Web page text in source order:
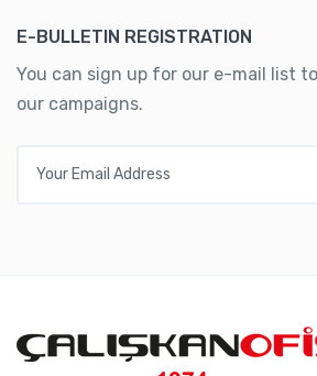
E-BULLETIN REGISTRATION
You can sign up for our e-mail list
our campaigns.